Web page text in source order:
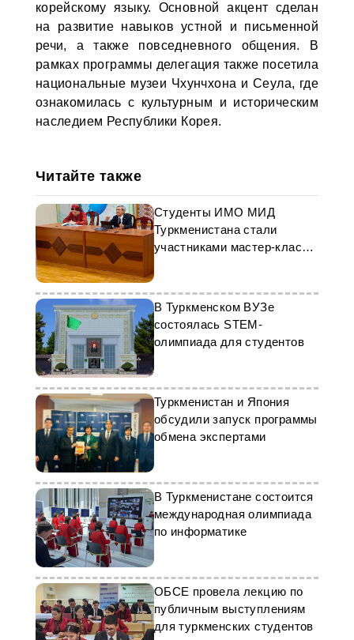
корейскому языку. Основной акцент сделан
на развитие навыков устной и письменной
речи, а также повседневного общения. В
рамках программы делегация также посетила
национальные музеи Чхунчхона и Сеула, где
ознакомилась с культурным и историческим
наследием Республики Корея.
Читайте также
Студенты ИМО МИД
Туркменистана стали
участниками мастер-класса
В Туркменском ВУЗе
состоялась STEM-
олимпиада для студентов
Туркменистан и Япония
обсудили запуск программы
обмена экспертами
В Туркменистане состоится
международная олимпиада
по информатике
ОБСЕ провела лекцию по
публичным выступлениям
для туркменских студентов